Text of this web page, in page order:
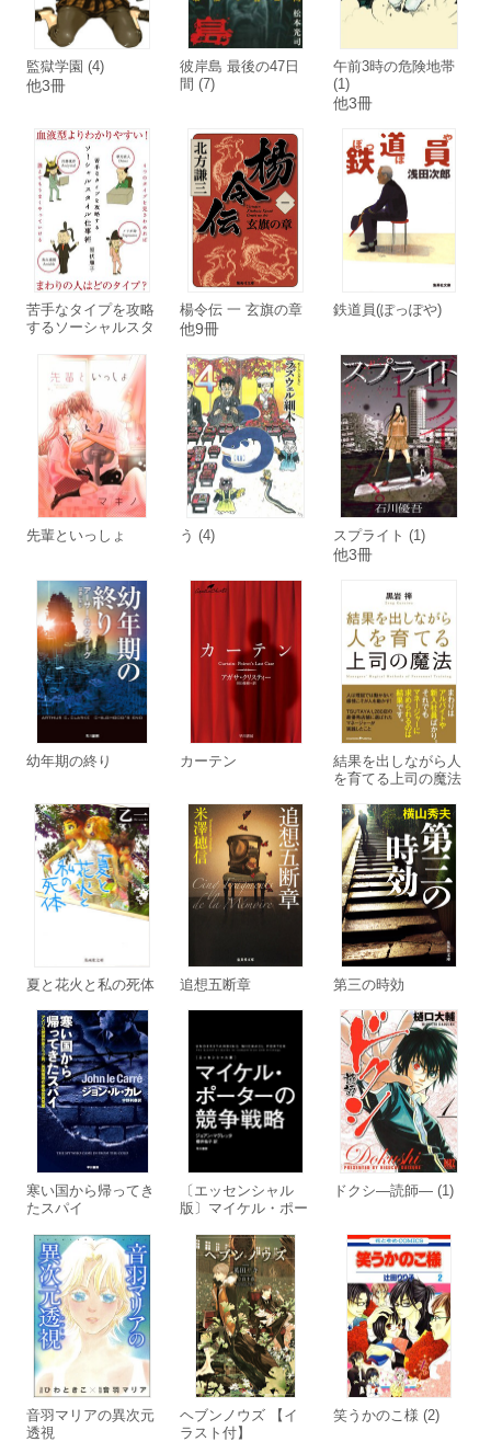
監獄学園 (4)
他3冊
彼岸島 最後の47日
間 (7)
午前3時の危険地帯
(1)
他3冊
苦手なタイプを攻略
するソーシャルスタ
楊令伝 一 玄旗の章
他9冊
鉄道員(ぽっぽや)
先輩といっしょ う (4) スプライト (1)
他3冊
幼年期の終り カーテン
結果を出しながら人
を育てる上司の魔法
夏と花火と私の死体 追想五断章 第三の時効
寒い国から帰ってき
たスパイ
〔エッセンシャル
版〕マイケル・ポー
ドクシ―読師― (1)
音羽マリアの異次元
透視
ヘブンノウズ 【イ
ラスト付】
笑うかのこ様 (2)